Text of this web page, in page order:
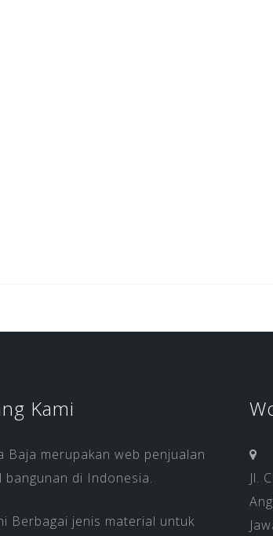
Kami
Baja merupakan web penjualan
bangunan di Indonesia.
Berbagai jenis material untuk
Jl.